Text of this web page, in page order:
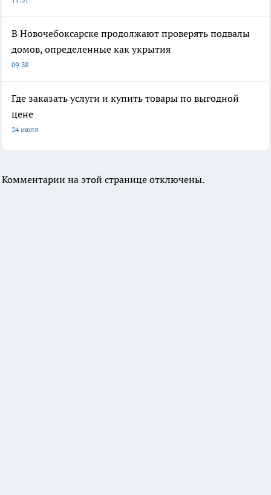
В Новочебоксарске продолжают проверять подвалы
домов, определенные как укрытия
09:38
Где заказать услуги и купить товары по выгодной
цене
24 июля
Комментарии на этой странице отключены.